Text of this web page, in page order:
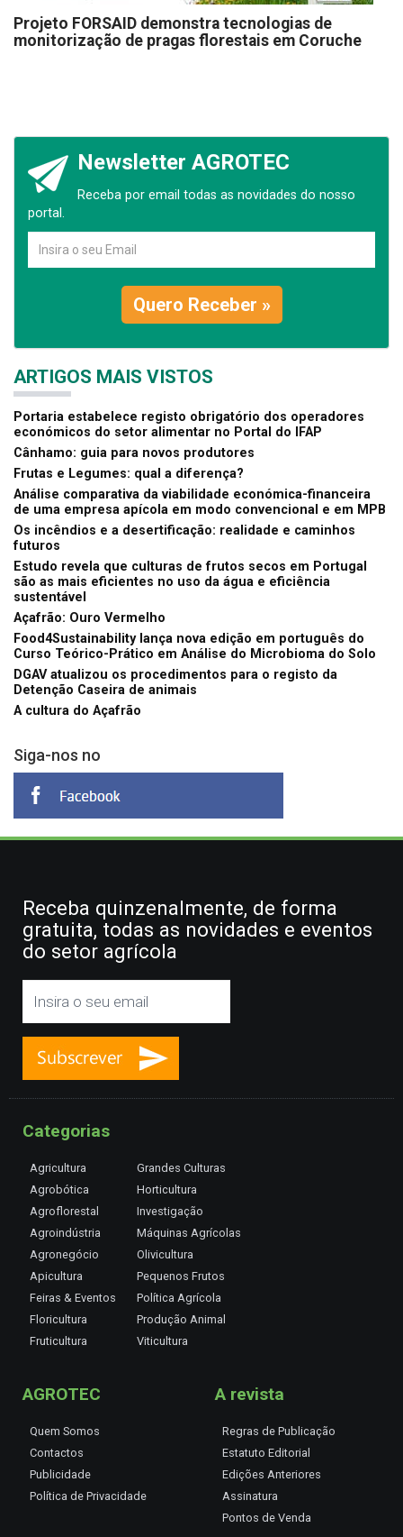
Projeto FORSAID demonstra tecnologias de
monitorização de pragas florestais em Coruche
Newsletter AGROTEC
Receba por email todas as novidades do nosso
portal.
Quero Receber »
ARTIGOS MAIS VISTOS
Portaria estabelece registo obrigatório dos operadores
económicos do setor alimentar no Portal do IFAP
Cânhamo: guia para novos produtores
Frutas e Legumes: qual a diferença?
Análise comparativa da viabilidade económica-financeira
de uma empresa apícola em modo convencional e em MPB
Os incêndios e a desertificação: realidade e caminhos
futuros
Estudo revela que culturas de frutos secos em Portugal
são as mais eficientes no uso da água e eficiência
sustentável
Açafrão: Ouro Vermelho
Food4Sustainability lança nova edição em português do
Curso Teórico-Prático em Análise do Microbioma do Solo
DGAV atualizou os procedimentos para o registo da
Detenção Caseira de animais
A cultura do Açafrão
Siga-nos no
Receba quinzenalmente, de forma
gratuita, todas as novidades e eventos
do setor agrícola
Categorias
Agricultura
Agrobótica
Agroflorestal
Agroindústria
Agronegócio
Apicultura
Feiras & Eventos
Floricultura
Fruticultura
Grandes Culturas
Horticultura
Investigação
Máquinas Agrícolas
Olivicultura
Pequenos Frutos
Política Agrícola
Produção Animal
Viticultura
AGROTEC
Quem Somos
Contactos
Publicidade
Política de Privacidade
A revista
Regras de Publicação
Estatuto Editorial
Edições Anteriores
Assinatura
Pontos de Venda